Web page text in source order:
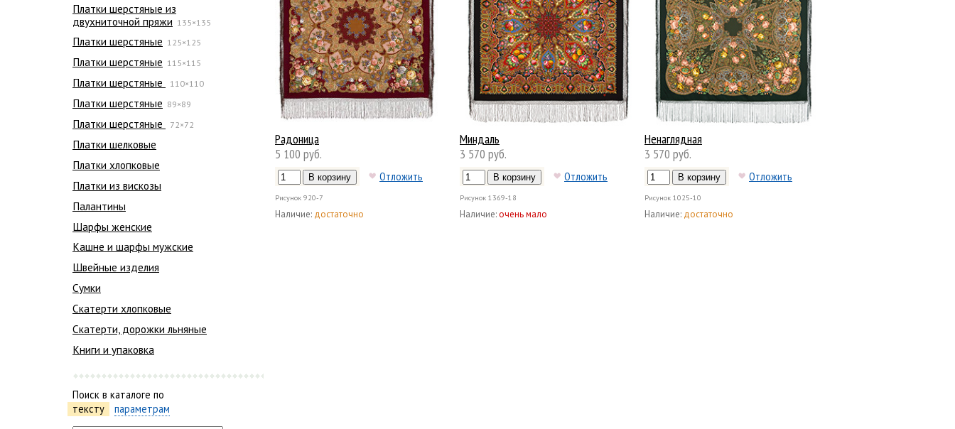
Платки шерстяные из
двухниточной пряжи 135×135
Платки шерстяные 125×125
Платки шерстяные 115×115
Платки шерстяные 110×110
Платки шерстяные 89×89
Платки шерстяные 72×72
Платки шелковые
Платки хлопковые
Платки из вискозы
Палантины
Шарфы женские
Кашне и шарфы мужские
Швейные изделия
Сумки
Скатерти хлопковые
Скатерти, дорожки льняные
Книги и упаковка
Поиск в каталоге по
тексту
параметрам
Радоница
5 100 руб.
Отложить
Рисунок 920-7
Наличие: достаточно
Миндаль
3 570 руб.
Отложить
Рисунок 1369-18
Наличие:очень мало
Ненаглядная
3 570 руб.
Отложить
Рисунок 1025-10
Наличие: достаточно